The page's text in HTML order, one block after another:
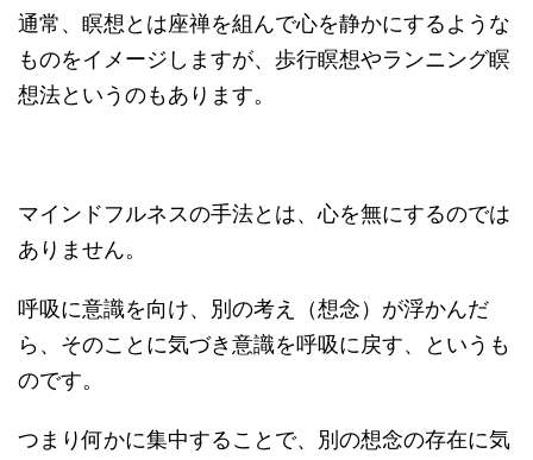
通常、瞑想とは座禅を組んで心を静かにするような
ものをイメージしますが、歩行瞑想やランニング瞑
想法というのもあります。
マインドフルネスの手法とは、心を無にするのでは
ありません。
呼吸に意識を向け、別の考え（想念）が浮かんだ
ら、そのことに気づき意識を呼吸に戻す、というも
のです。
つまり何かに集中することで、別の想念の存在に気